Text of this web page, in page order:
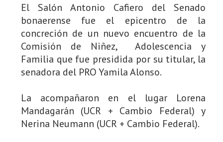
El Salón Antonio Cafiero del Senado
bonaerense fue el epicentro de la
concreción de un nuevo encuentro de la
Comisión de Niñez, Adolescencia y
Familia que fue presidida por su titular, la
senadora del PRO Yamila Alonso.
La acompañaron en el lugar Lorena
Mandagarán (UCR + Cambio Federal) y
Nerina Neumann (UCR + Cambio Federal).